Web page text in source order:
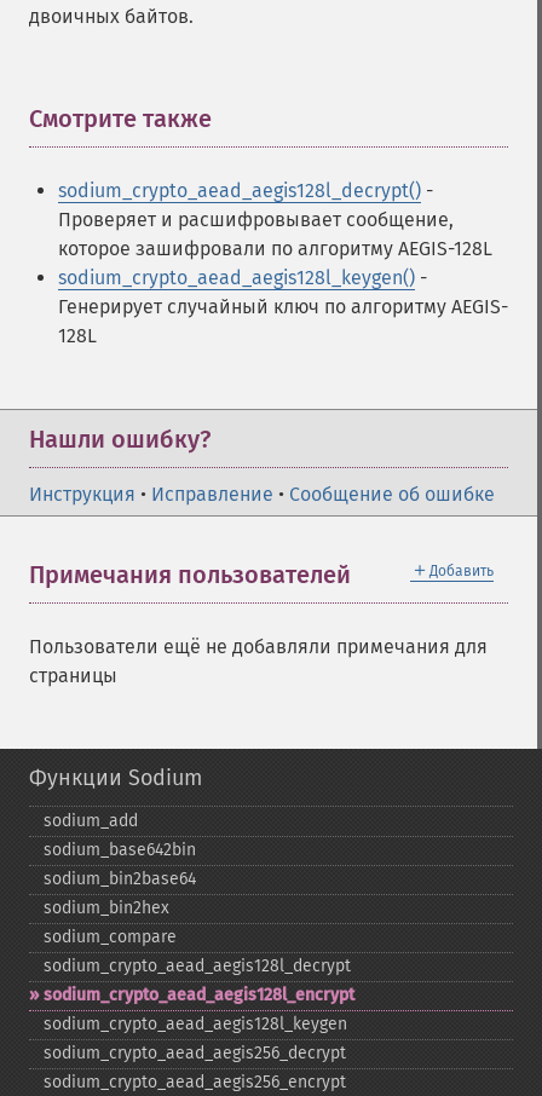
двоичных байтов.
Смотрите также
sodium_crypto_aead_aegis128l_decrypt() -
Проверяет и расшифровывает сообщение,
которое зашифровали по алгоритму AEGIS-128L
sodium_crypto_aead_aegis128l_keygen() -
Генерирует случайный ключ по алгоритму AEGIS-
128L
Нашли ошибку?
Инструкция • Исправление • Сообщение об ошибке
＋ Добавить
Примечания пользователей
Пользователи ещё не добавляли примечания для
страницы
Функции Sodium
sodium_​add
sodium_​base642bin
sodium_​bin2base64
sodium_​bin2hex
sodium_​compare
sodium_​crypto_​aead_​aegis128l_​decrypt
sodium_​crypto_​aead_​aegis128l_​encrypt
sodium_​crypto_​aead_​aegis128l_​keygen
sodium_​crypto_​aead_​aegis256_​decrypt
sodium_​crypto_​aead_​aegis256_​encrypt